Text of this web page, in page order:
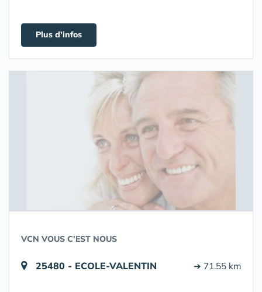
Plus d'infos
VCN VOUS C'EST NOUS
25480 - ECOLE-VALENTIN ➔ 71.55 km